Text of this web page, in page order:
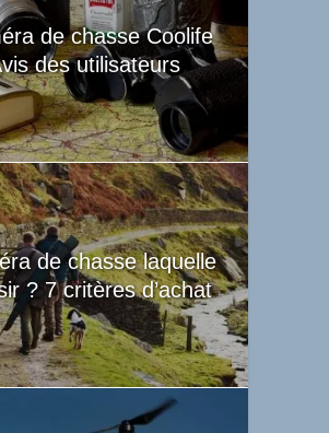
de chasse Coolife
des utilisateurs
de chasse laquelle
? 7 critères d’achat